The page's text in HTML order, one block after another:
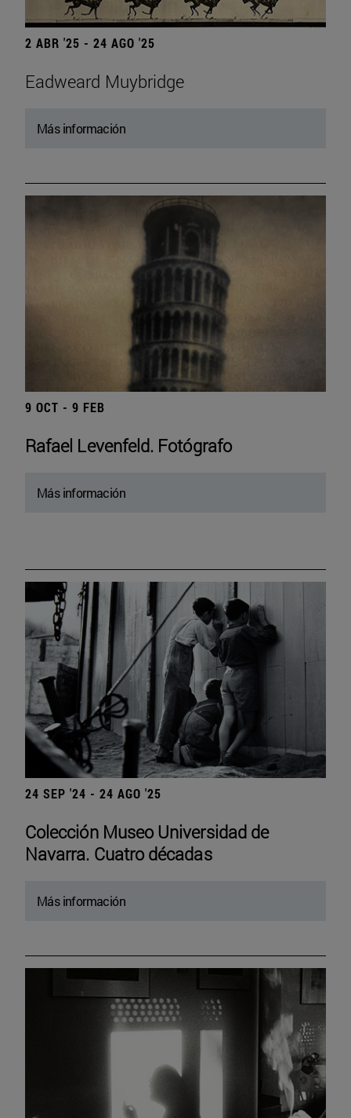
2 ABR '25 - 24 AGO '25
Eadweard Muybridge
Más información
9 OCT - 9 FEB
Rafael Levenfeld. Fotógrafo
Más información
24 SEP '24 - 24 AGO '25
Colección Museo Universidad de
Navarra. Cuatro décadas
Más información